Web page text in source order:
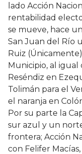
lado Acción
rentabilidad
se mueve, hace
San Juan del Río
Ruiz
Municipio, al igual
Reséndiz en
Tolimán para el
el naranja en
Por su parte la
sur azul y un
frontera; Acción
con Felifer